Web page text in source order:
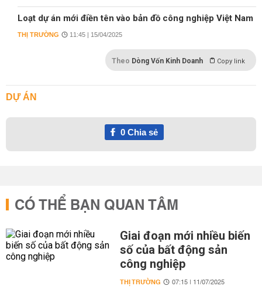
Loạt dự án mới điền tên vào bản đồ công nghiệp Việt Nam
THỊ TRƯỜNG 11:45 | 15/04/2025
Theo Dòng Vốn Kinh Doanh Copy link
DỰ ÁN
0Chia sẻ
CÓ THỂ BẠN QUAN TÂM
Giai đoạn mới nhiều biến
số của bất động sản
công nghiệp
THỊ TRƯỜNG 07:15 | 11/07/2025